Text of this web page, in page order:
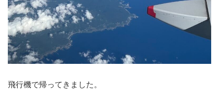
飛行機で帰ってきました。